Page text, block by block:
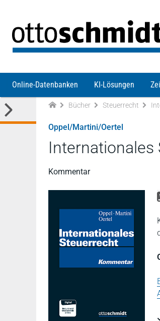
Online-Datenbanken KI-Lösungen
Bücher Steuerrecht
Oppel/Martini/Oertel
Internationales
Kommentar